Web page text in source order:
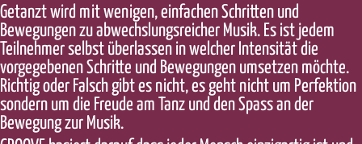
Getanzt wird mit wenigen, einfachen Schritten und
Bewegungen zu abwechslungsreicher Musik. Es ist jedem
Teilnehmer selbst überlassen in welcher Intensität die
vorgegebenen Schritte und Bewegungen umsetzen möchte.
Richtig oder Falsch gibt es nicht, es geht nicht um Perfektion
sondern um die Freude am Tanz und den Spass an der
Bewegung zur Musik.